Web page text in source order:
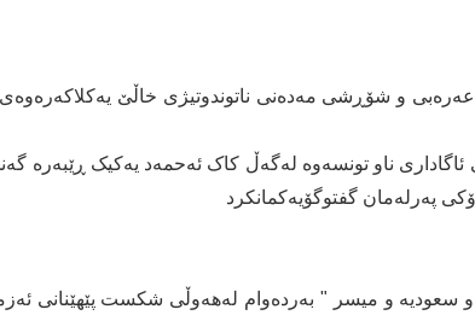
و شۆڕشی مەدەنی ناتوندوتیژی خاڵێ
ئاگاداری ناو تونسەوە لەگەڵ کاک ئەحمەد یەکیک ڕێبەرە
پەرلەمان گفتوگۆیەکمانکرد
و میسر " بەردەوام لەھەوڵی شکست پێھێنانی